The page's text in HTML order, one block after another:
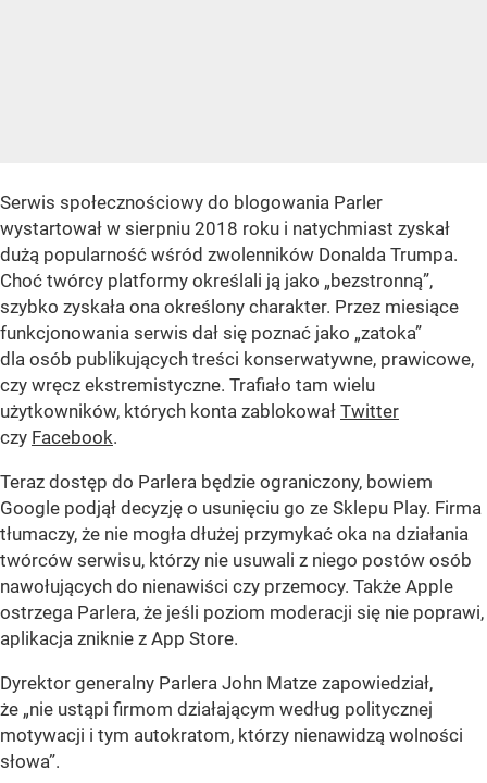
Serwis społecznościowy do blogowania Parler
wystartował w sierpniu 2018 roku i natychmiast zyskał
dużą popularność wśród zwolenników Donalda Trumpa.
Choć twórcy platformy określali ją jako „bezstronną”,
szybko zyskała ona określony charakter. Przez miesiące
funkcjonowania serwis dał się poznać jako „zatoka”
dla osób publikujących treści konserwatywne, prawicowe,
czy wręcz ekstremistyczne. Trafiało tam wielu
użytkowników, których konta zablokował Twitter
czy Facebook.
Teraz dostęp do Parlera będzie ograniczony, bowiem
Google podjął decyzję o usunięciu go ze Sklepu Play. Firma
tłumaczy, że nie mogła dłużej przymykać oka na działania
twórców serwisu, którzy nie usuwali z niego postów osób
nawołujących do nienawiści czy przemocy. Także Apple
ostrzega Parlera, że jeśli poziom moderacji się nie poprawi,
aplikacja zniknie z App Store.
Dyrektor generalny Parlera John Matze zapowiedział,
że „nie ustąpi firmom działającym według politycznej
motywacji i tym autokratom, którzy nienawidzą wolności
słowa”.